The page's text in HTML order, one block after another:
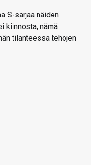
S-sarjaa näiden
kiinnosta, nämä
tilanteessa tehojen